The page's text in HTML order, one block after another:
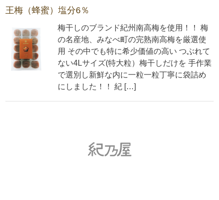
王梅（蜂蜜）塩分6％
梅干しのブランド紀州南高梅を使用！！ 梅
の名産地、みなべ町の完熟南高梅を厳選使
用 その中でも特に希少価値の高い つぶれて
ない4Lサイズ(特大粒）梅干しだけを 手作業
で選別し新鮮な内に一粒一粒丁寧に袋詰め
にしました！！ 紀 […]